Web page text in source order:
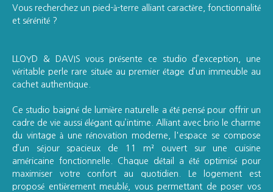
Vous recherchez un pied-à-terre alliant caractère, fonctionnalité
et sérénité ?
LLOYD & DAVIS vous présente ce studio d’exception, une
véritable perle rare située au premier étage d’un immeuble au
cachet authentique.
Ce studio baigné de lumière naturelle a été pensé pour offrir un
cadre de vie aussi élégant qu’intime. Alliant avec brio le charme
du vintage à une rénovation moderne, l'espace se compose
d’un séjour spacieux de 11 m² ouvert sur une cuisine
américaine fonctionnelle. Chaque détail a été optimisé pour
maximiser votre confort au quotidien. Le logement est
proposé entièrement meublé, vous permettant de poser vos